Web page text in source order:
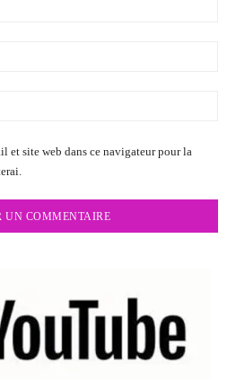
et site web dans ce navigateur pour la